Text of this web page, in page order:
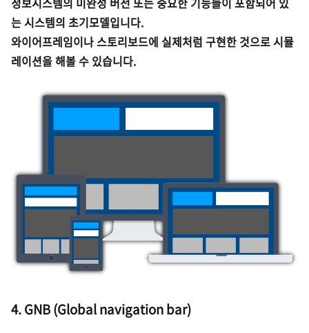
는 시스템의 초기모델입니다.
와이어프레임이나 스토리보드에 실제처럼 구현한 것으로 시뮬
레이션을 해볼 수 있습니다.
4. GNB (Global navigation bar)